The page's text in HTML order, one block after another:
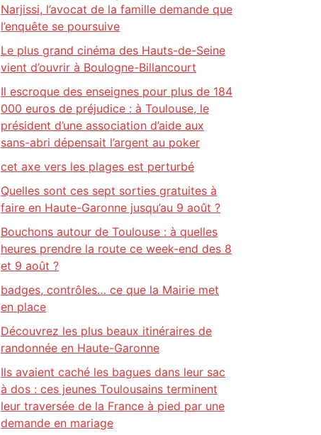
Narjissi, l’avocat de la famille demande que
l’enquête se poursuive
Le plus grand cinéma des Hauts-de-Seine
vient d’ouvrir à Boulogne-Billancourt
Il escroque des enseignes pour plus de 184
000 euros de préjudice : à Toulouse, le
président d’une association d’aide aux
sans-abri dépensait l’argent au poker
cet axe vers les plages est perturbé
Quelles sont ces sept sorties gratuites à
faire en Haute-Garonne jusqu’au 9 août ?
Bouchons autour de Toulouse : à quelles
heures prendre la route ce week-end des 8
et 9 août ?
badges, contrôles… ce que la Mairie met
en place
Découvrez les plus beaux itinéraires de
randonnée en Haute-Garonne
Ils avaient caché les bagues dans leur sac
à dos : ces jeunes Toulousains terminent
leur traversée de la France à pied par une
demande en mariage